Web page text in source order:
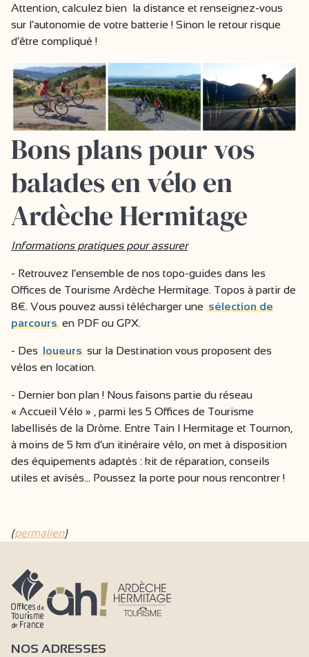
Attention, calculez bien la distance et renseignez-vous
sur l’autonomie de votre batterie ! Sinon le retour risque
d’être compliqué !
Bons plans pour vos
balades en vélo en
Ardèche Hermitage
Informations pratiques pour assurer
- Retrouvez l’ensemble de nos topo-guides dans les
Offices de Tourisme Ardèche Hermitage. Topos à partir de
8€. Vous pouvez aussi télécharger une sélection de
parcours en PDF ou GPX.
- Des loueurs sur la Destination vous proposent des
vélos en location.
- Dernier bon plan ! Nous faisons partie du réseau
« Accueil Vélo » , parmi les 5 Offices de Tourisme
labellisés de la Drôme. Entre Tain l Hermitage et Tournon,
à moins de 5 km d’un itinéraire vélo, on met à disposition
des équipements adaptés : kit de réparation, conseils
utiles et avisés… Poussez la porte pour nous rencontrer !
(permalien)
NOS ADRESSES